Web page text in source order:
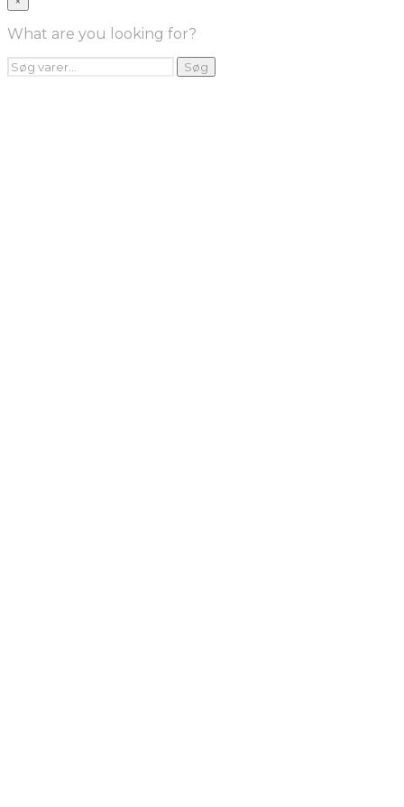
Handelsebetingelser
Returnering
FRA TV
Videoklip fra TV2
What are you looking for?
Søg
efter:
Søg